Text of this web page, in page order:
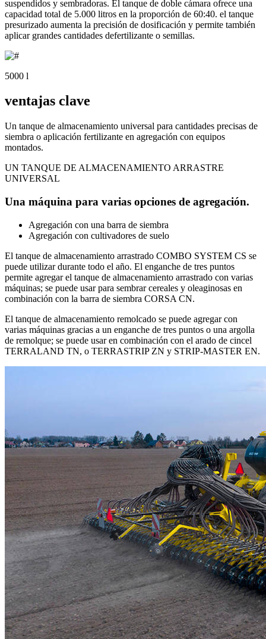
suspendidos y sembradoras. El tanque de doble cámara ofrece una
capacidad total de 5.000 litros en la proporción de 60:40. el tanque
presurizado aumenta la precisión de dosificación y permite también
aplicar grandes cantidades defertilizante o semillas.
5000 l
ventajas clave
Un tanque de almacenamiento universal para cantidades precisas de
siembra o aplicación fertilizante en agregación con equipos
montados.
UN TANQUE DE ALMACENAMIENTO ARRASTRE
UNIVERSAL
Una máquina para varias opciones de agregación.
Agregación con una barra de siembra
Agregación con cultivadores de suelo
El tanque de almacenamiento arrastrado COMBO SYSTEM CS se
puede utilizar durante todo el año. El enganche de tres puntos
permite agregar el tanque de almacenamiento arrastrado con varias
máquinas; se puede usar para sembrar cereales y oleaginosas en
combinación con la barra de siembra CORSA CN.
El tanque de almacenamiento remolcado se puede agregar con
varias máquinas gracias a un enganche de tres puntos o una argolla
de remolque; se puede usar en combinación con el arado de cincel
TERRALAND TN, o TERRASTRIP ZN y STRIP-MASTER EN.